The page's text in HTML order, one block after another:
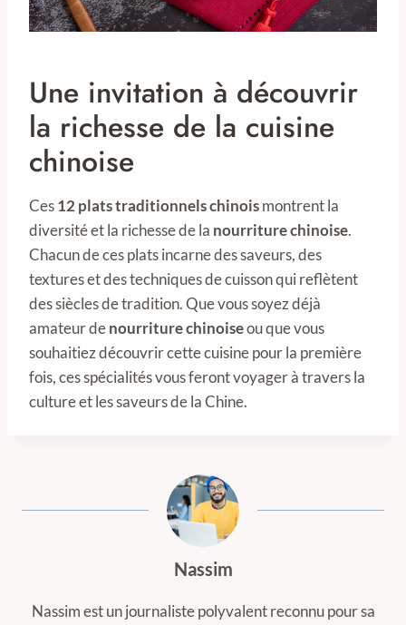
Une invitation à découvrir
la richesse de la cuisine
chinoise
Ces12 plats traditionnels chinoismontrent la
diversité et la richesse de la nourriture chinoise.
Chacun de ces plats incarne des saveurs, des
textures et des techniques de cuisson qui reflètent
des siècles de tradition. Que vous soyez déjà
amateur denourriture chinoiseou que vous
souhaitiez découvrir cette cuisine pour la première
fois, ces spécialités vous feront voyager à travers la
culture et les saveurs de la Chine.
Nassim
Nassim est un journaliste polyvalent reconnu pour sa